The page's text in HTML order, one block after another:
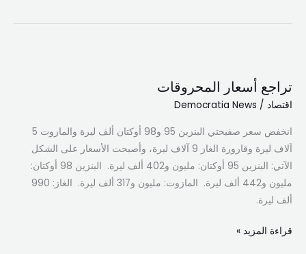
تراجع أسعار المحروقات
اقتصاد /
Democratia News
انخفض سعر صفيحتي البنزين 95 و98 أوكتان ألف ليرة والمازوت 5
آلاف ليرة وقارورة الغاز 9 آلاف ليرة، وأصبحت الأسعار على الشكل
الآتي: البنزين 95 أوكتان: مليون و402 ألف ليرة. البنزين 98 أوكتان:
مليون و442 ألف ليرة. المازوت: مليون و317 ألف ليرة. الغاز: 990
ألف ليرة.
المحروقات
قراءة المزيد »